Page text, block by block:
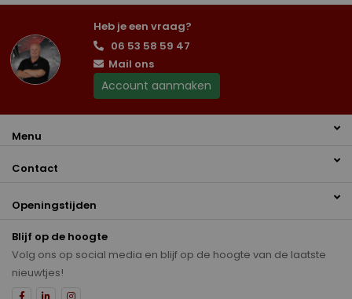
Heb je een vraag?
06 53 58 59 47
Mail ons
Account aanmaken
Menu
Contact
Openingstijden
Blijf op de hoogte
Volg ons op social media en blijf op de hoogte van de laatste
nieuwtjes!